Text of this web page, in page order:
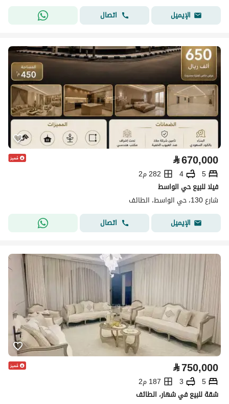
الإيميل
اتصال
⃁670,000
5
4
282 م2
فيلا للبيع حي الواسط
شارع 130، حي الواسط، الطائف
الإيميل
اتصال
⃁750,000
5
3
187 م2
شقة للبيع في شهار، الطائف